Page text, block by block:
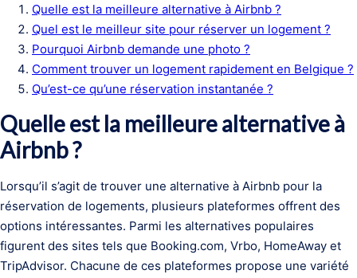
Quelle est la meilleure alternative à Airbnb ?
Quel est le meilleur site pour réserver un logement ?
Pourquoi Airbnb demande une photo ?
Comment trouver un logement rapidement en Belgique ?
Qu’est-ce qu’une réservation instantanée ?
Quelle est la meilleure alternative à
Airbnb ?
Lorsqu’il s’agit de trouver une alternative à Airbnb pour la
réservation de logements, plusieurs plateformes offrent des
options intéressantes. Parmi les alternatives populaires
figurent des sites tels que Booking.com, Vrbo, HomeAway et
TripAdvisor. Chacune de ces plateformes propose une variété